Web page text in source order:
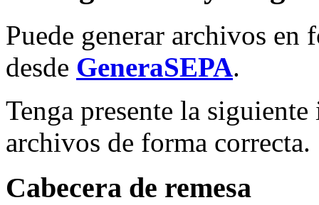
Puede generar archivos
desde GeneraSEPA.
Tenga presente la
archivos de forma correcta.
Cabecera de remesa